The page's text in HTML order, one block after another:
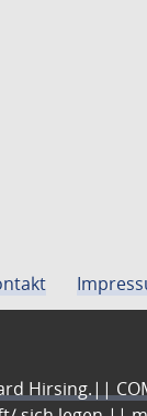
Hirsing.||